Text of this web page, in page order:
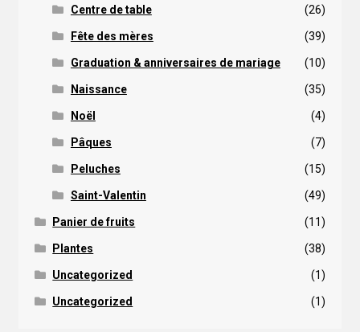
Centre de table (26)
Fête des mères (39)
Graduation & anniversaires de mariage (10)
Naissance (35)
Noël (4)
Pâques (7)
Peluches (15)
Saint-Valentin (49)
Panier de fruits (11)
Plantes (38)
Uncategorized (1)
Uncategorized (1)